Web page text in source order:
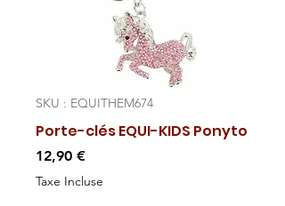
SKU : EQUITHEM674
Porte-clés EQUI-KIDS Ponyto
12,90 €Prix
Taxe Incluse